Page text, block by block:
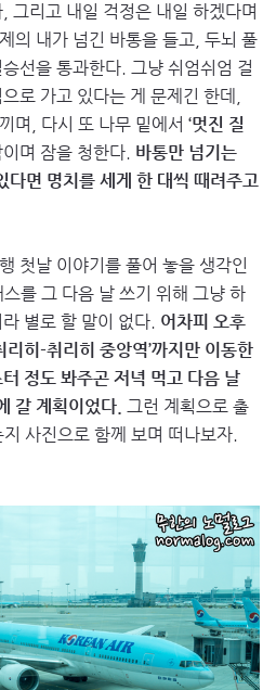
그리고 내일 걱정은 내일 하겠다며
의 내가 넘긴 바통을 들고, 두뇌 풀
선을 통과한다. 그냥 쉬엄쉬엄 걸
로 가고 있다는 게 문제긴 한데,
며, 다시 또 나무 밑에서 ‘멋진 질
며 잠을 청한다. 바통만 넘기는
다면 명치를 세게 한 대씩 때려주고
첫날 이야기를 풀어 놓을 생각인
를 그 다음 날 쓰기 위해 그냥 하
별로 할 말이 없다. 어차피 오후
리히-취리히 중앙역’까지만 이동한
정도 봐주곤 저녁 먹고 다음 날
갈 계획이었다. 그런 계획으로 출
사진으로 함께 보며 떠나보자.